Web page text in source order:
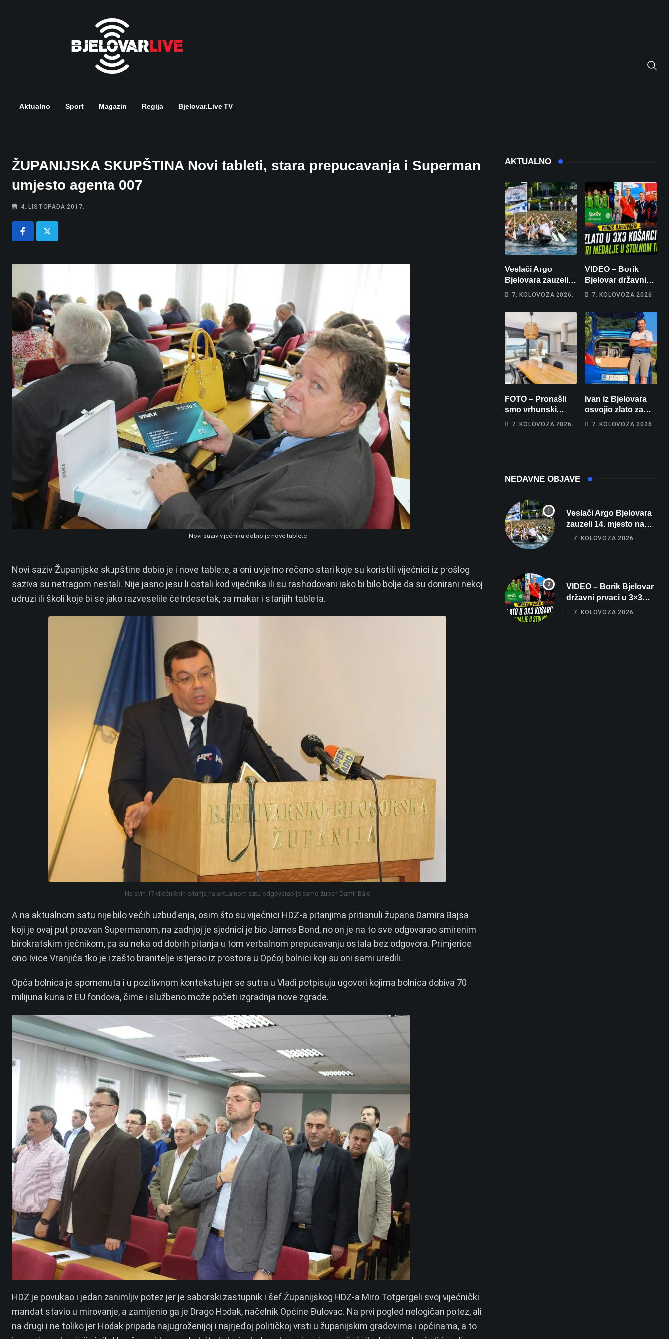
Aktualno Sport Magazin Regija Bjelovar.live TV
ŽUPANIJSKA SKUPŠTINA Novi tableti, stara prepucavanja i Superman
umjesto agenta 007
4. LISTOPADA 2017.
Novi saziv vijećnika dobio je nove tablete
Novi saziv Županijske skupštine dobio je i nove tablete, a oni uvjetno rečeno stari koje su koristili vijećnici iz prošlog
saziva su netragom nestali. Nije jasno jesu li ostali kod vijećnika ili su rashodovani iako bi bilo bolje da su donirani nekoj
udruzi ili školi koje bi se jako razveselile četrdesetak, pa makar i starijih tableta.
Na svih 17 vijećničkih pitanja na aktualnom satu odgovarao je samo župan Damir Bajs
A na aktualnom satu nije bilo većih uzbuđenja, osim što su vijećnici HDZ-a pitanjima pritisnuli župana Damira Bajsa
koji je ovaj put prozvan Supermanom, na zadnjoj je sjednici je bio James Bond, no on je na to sve odgovarao smirenim
birokratskim rječnikom, pa su neka od dobrih pitanja u tom verbalnom prepucavanju ostala bez odgovora. Primjerice
ono Ivice Vranjića tko je i zašto branitelje istjerao iz prostora u Općoj bolnici koji su oni sami uredili.
Opća bolnica je spomenuta i u pozitivnom kontekstu jer se sutra u Vladi potpisuju ugovori kojima bolnica dobiva 70
milijuna kuna iz EU fondova, čime i službeno može početi izgradnja nove zgrade.
HDZ je povukao i jedan zanimljiv potez jer je saborski zastupnik i šef Županijskog HDZ-a Miro Totgergeli svoj vijećnički
mandat stavio u mirovanje, a zamijenio ga je Drago Hodak, načelnik Općine Đulovac. Na prvi pogled nelogičan potez, ali
na drugi i ne toliko jer Hodak pripada najugroženijoj i najrjeđoj političkoj vrsti u županijskim gradovima i općinama, a to
AKTUALNO
Veslači Argo
Bjelovara zauzeli
14. mjesto na
7. KOLOVOZA 2026.
VIDEO – Borik
Bjelovar državni
prvaci u 3×3
Končar je
prvakinja Hrvatske
u stolnom tenisu!
7. KOLOVOZA 2026.
FOTO – Pronašli
smo vrhunski
apartman za
7. KOLOVOZA 2026.
Ivan iz Bjelovara
osvojio zlato za
najglasniji audio
7. KOLOVOZA 2026.
NEDAVNE OBJAVE
Veslači Argo Bjelovara
zauzeli 14. mjesto na
brzincu
7. KOLOVOZA 2026.
VIDEO – Borik Bjelovar
državni prvaci u 3×3
košarci, Klara Končar je
7. KOLOVOZA 2026.